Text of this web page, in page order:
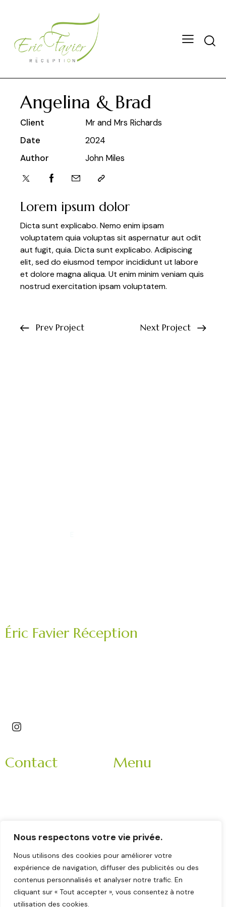
Nous respectons votre vie privée.
Nous utilisons des cookies pour améliorer votre
expérience de navigation, diffuser des publicités ou des
contenus personnalisés et analyser notre trafic. En
cliquant sur « Tout accepter », vous consentez à notre
utilisation des cookies.
Angelina & Brad
Lorem ipsum dolor
Dicta sunt explicabo. Nemo enim ipsam
voluptatem quia voluptas sit aspernatur aut odit
aut fugit, quia. Dicta sunt explicabo. Adipiscing
elit, sed do eiusmod tempor incididunt ut labore
et dolore magna aliqua. Ut enim minim veniam quis
nostrud exercitation ipsam voluptatem.
Client
Mr and Mrs Richards
Date
2024
Author
John Miles
Prev Project Next Project
Éric Favier Réception
Contact
9h-18h
Veuillez nous contacter
en matinée :
06 11 78 62 52
Menu
Nos partenaires
La brigade
Contact